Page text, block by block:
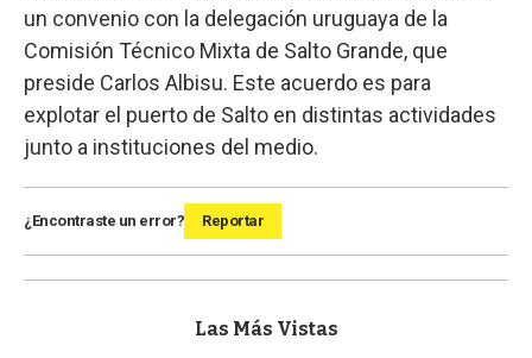
un convenio con la delegación uruguaya de la
Comisión Técnico Mixta de Salto Grande, que
preside Carlos Albisu. Este acuerdo es para
explotar el puerto de Salto en distintas actividades
junto a instituciones del medio.
¿Encontraste un error? Reportar
Las Más Vistas